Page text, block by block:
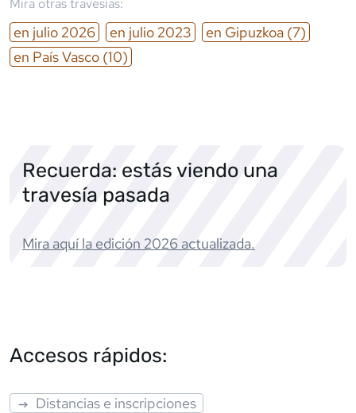
Mira otras travesías:
en julio 2026 en julio 2023 en Gipuzkoa (7)
en País Vasco (10)
Recuerda: estás viendo una
travesía pasada
Mira aquí la edición 2026 actualizada.
Accesos rápidos:
Distancias e inscripciones